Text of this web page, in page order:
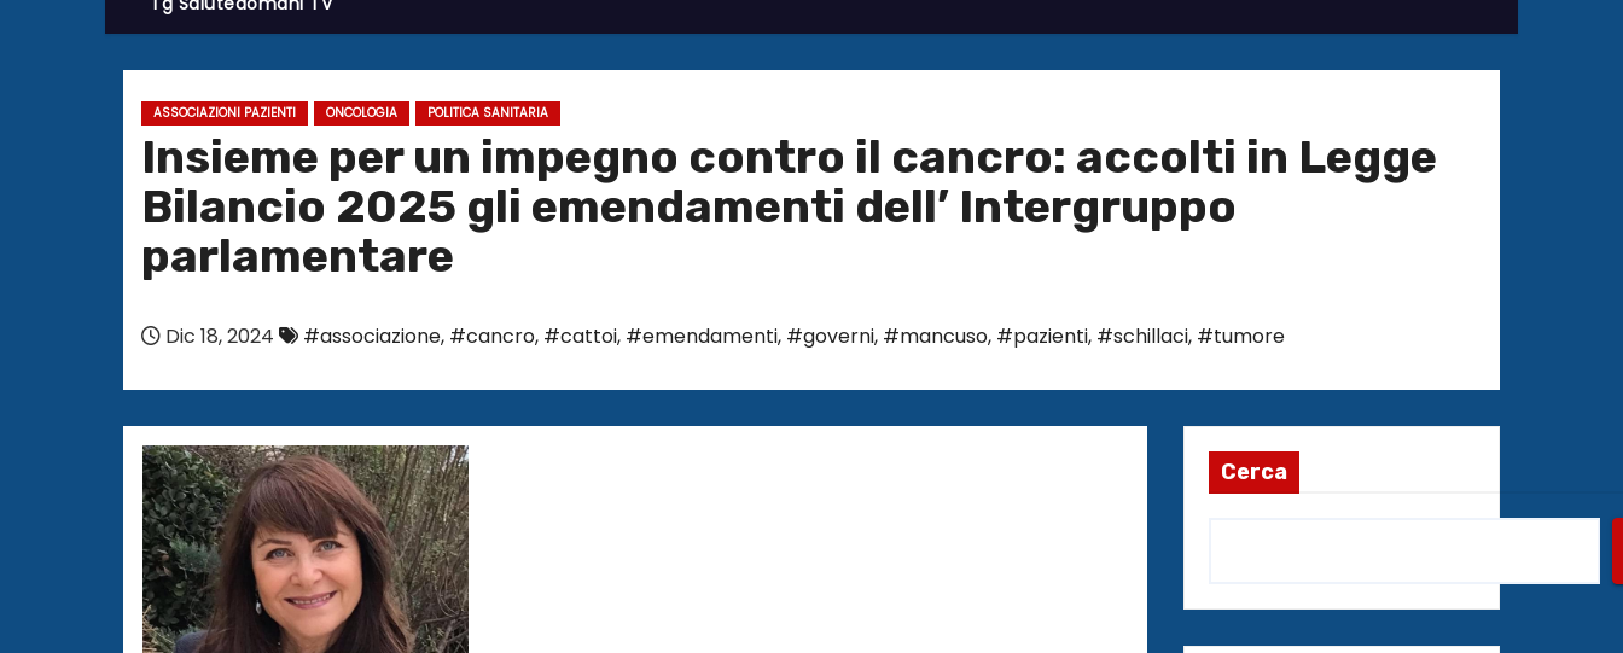
ASSOCIAZIONI PAZIENTI ONCOLOGIA POLITICA SANITARIA
Insieme per un impegno contro il cancro: accolti in Legge
Bilancio 2025 gli emendamenti dell’ Intergruppo
parlamentare
Dic 18, 2024 #associazione, #cancro, #cattoi, #emendamenti, #governi, #mancuso, #pazienti, #schillaci, #tumore
Cerca